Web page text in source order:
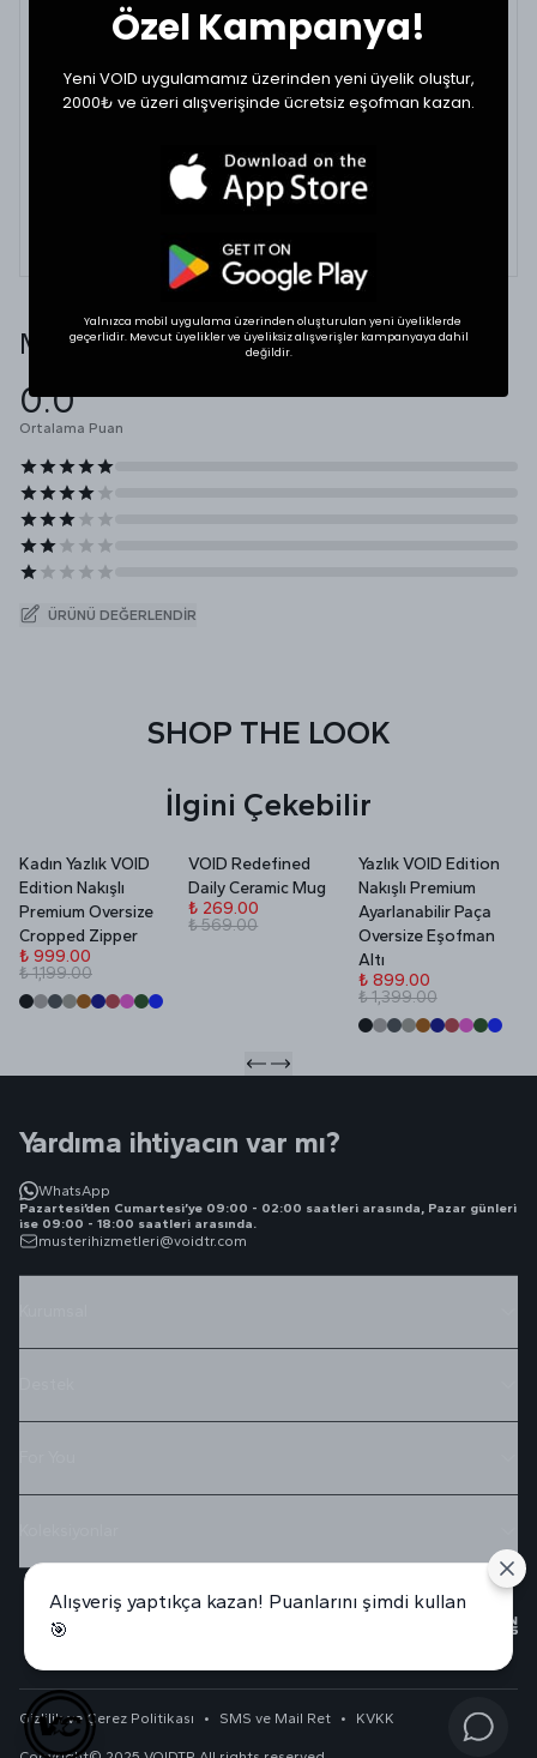
BEDEN VE UYUMLULUK
Tekstil ürünlerinde beden seçimi modellere göre
dolabınızdaki beğendiğiniz bir ürünün ölçülerini alıp
karşılaştırabilirsiniz.
* Ölçülerde +1/-1 cm farklılık olabilir.
Müşteri Yorumları
0.0
Ortalama Puan
ÜRÜNÜ DEĞERLENDIR
SHOP THE LOOK
İlgini Çekebilir
Kadın Yazlık VOID
Edition Nakışlı
Premium Oversize
Cropped Zipper
₺ 999.00
₺ 1,199.00
VOID Redefined
Daily Ceramic Mug
₺ 269.00
₺ 569.00
Yazlık VOID Edition
Nakışlı Premium
Ayarlanabilir Paça
Oversize Eşofman
Altı
₺ 899.00
₺ 1,399.00
Yardıma ihtiyacın var mı?
WhatsApp
Pazartesi’den Cumartesi’ye 09:00 - 02:00 saatleri arasında, Pazar günleri
ise 09:00 - 18:00 saatleri arasında.
musterihizmetleri@voidtr.com
Gizlilik ve Çerez Politikası • SMS ve Mail Ret • KVKK
Özel Kampanya!
Yeni VOID uygulamamız üzerinden yeni üyelik oluştur,
2000₺ ve üzeri alışverişinde ücretsiz eşofman kazan.
Yalnızca mobil uygulama üzerinden oluşturulan yeni üyeliklerde
geçerlidir. Mevcut üyelikler ve üyeliksiz alışverişler kampanyaya dahil
değildir.
Alışveriş yaptıkça kazan! Puanlarını şimdi kullan
🎯